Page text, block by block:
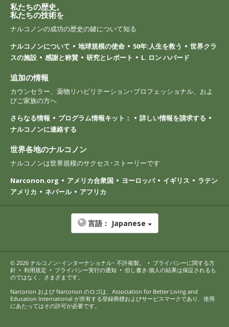
私たちの歴史。
私たちの技術を
ナルコノンの成功の歴史の鍵について知る
ナルコノンについて
地球規模の使命 50年:人生を救う
世界クラ
スの施設
感謝と称賛 研究とレポート L. ロン ハバード
追加の情報
カウンセラー、薬物リハビリテーション･プロフェッショナル、およ
びご家族の方へ
さらなる情報
プログラム情報キット：
詳しい情報を請求する
ナルコノンに連絡する
世界各地のナルコノン
ナルコノンは世界規模のサクセス･ストーリーです
Narconon.org
アメリカ合衆国 ヨーロッパ イギリス
ラテン
アメリカ
ネパール アフリカ
言語： Japanese
© 2026 ナルコノン･インターナショナル･ 不許複製。 • プライバシーに関する方
針 • 利用規定 • プライバシー実行の通知 • 但し書き:個人の結果は保証されるも
のではなく、さまざまです。
Narconon および Narconon のロゴは、Association for Better Living and
Education International が所有する登録商標およびサービスマークであり、使用
にあたってはその許可が必要です。